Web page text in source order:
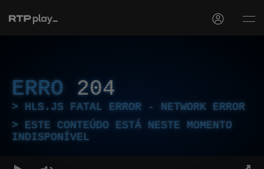
ERRO 204
HLS.JS FATAL ERROR - NETWORK ERROR
ESTE CONTEÚDO ESTÁ NESTE MOMENTO
INDISPONÍVEL